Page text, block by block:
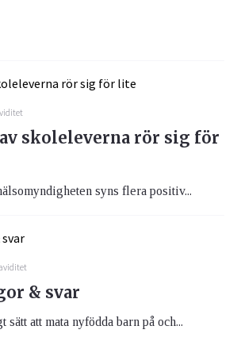
skoleleverna rör sig för
syns flera positiv...
& svar
att mata nyfödda barn på och...